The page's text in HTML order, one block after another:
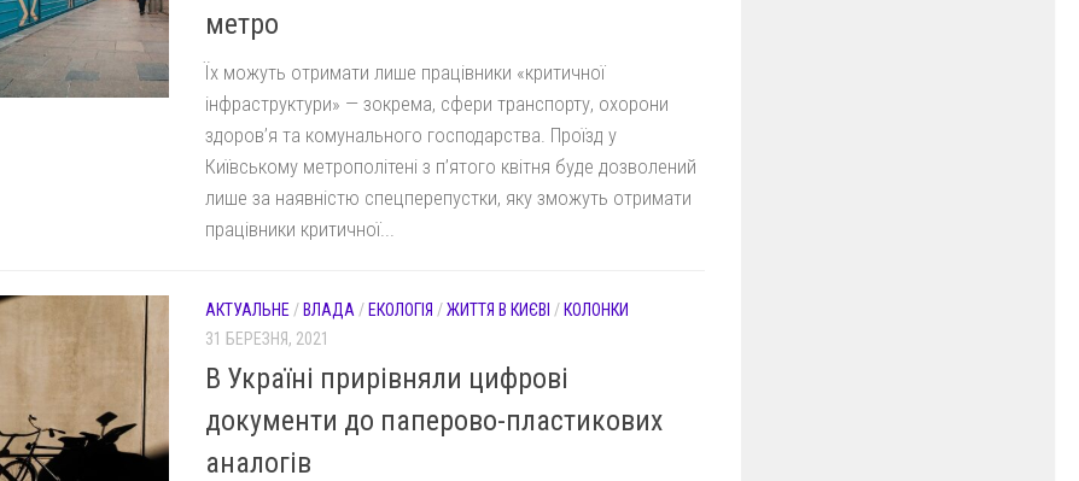
метро
Їх можуть отримати лише працівники «критичної
інфраструктури» — зокрема, сфери транспорту, охорони
здоров’я та комунального господарства. Проїзд у
Київському метрополітені з п’ятого квітня буде дозволений
лише за наявністю спецперепустки, яку зможуть отримати
працівники критичної...
АКТУАЛЬНЕ / ВЛАДА / ЕКОЛОГІЯ /ЖИТТЯ В КИЄВІ / КОЛОНКИ
31 БЕРЕЗНЯ, 2021
В Україні прирівняли цифрові
документи до паперово-пластикових
аналогів